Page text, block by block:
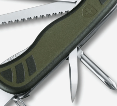
Gravură